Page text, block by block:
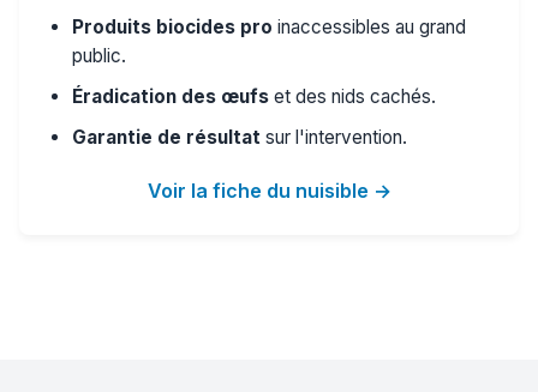
Produits biocides pro inaccessibles au grand
public.
Éradication des œufs et des nids cachés.
Garantie de résultat sur l'intervention.
Voir la fiche du nuisible →